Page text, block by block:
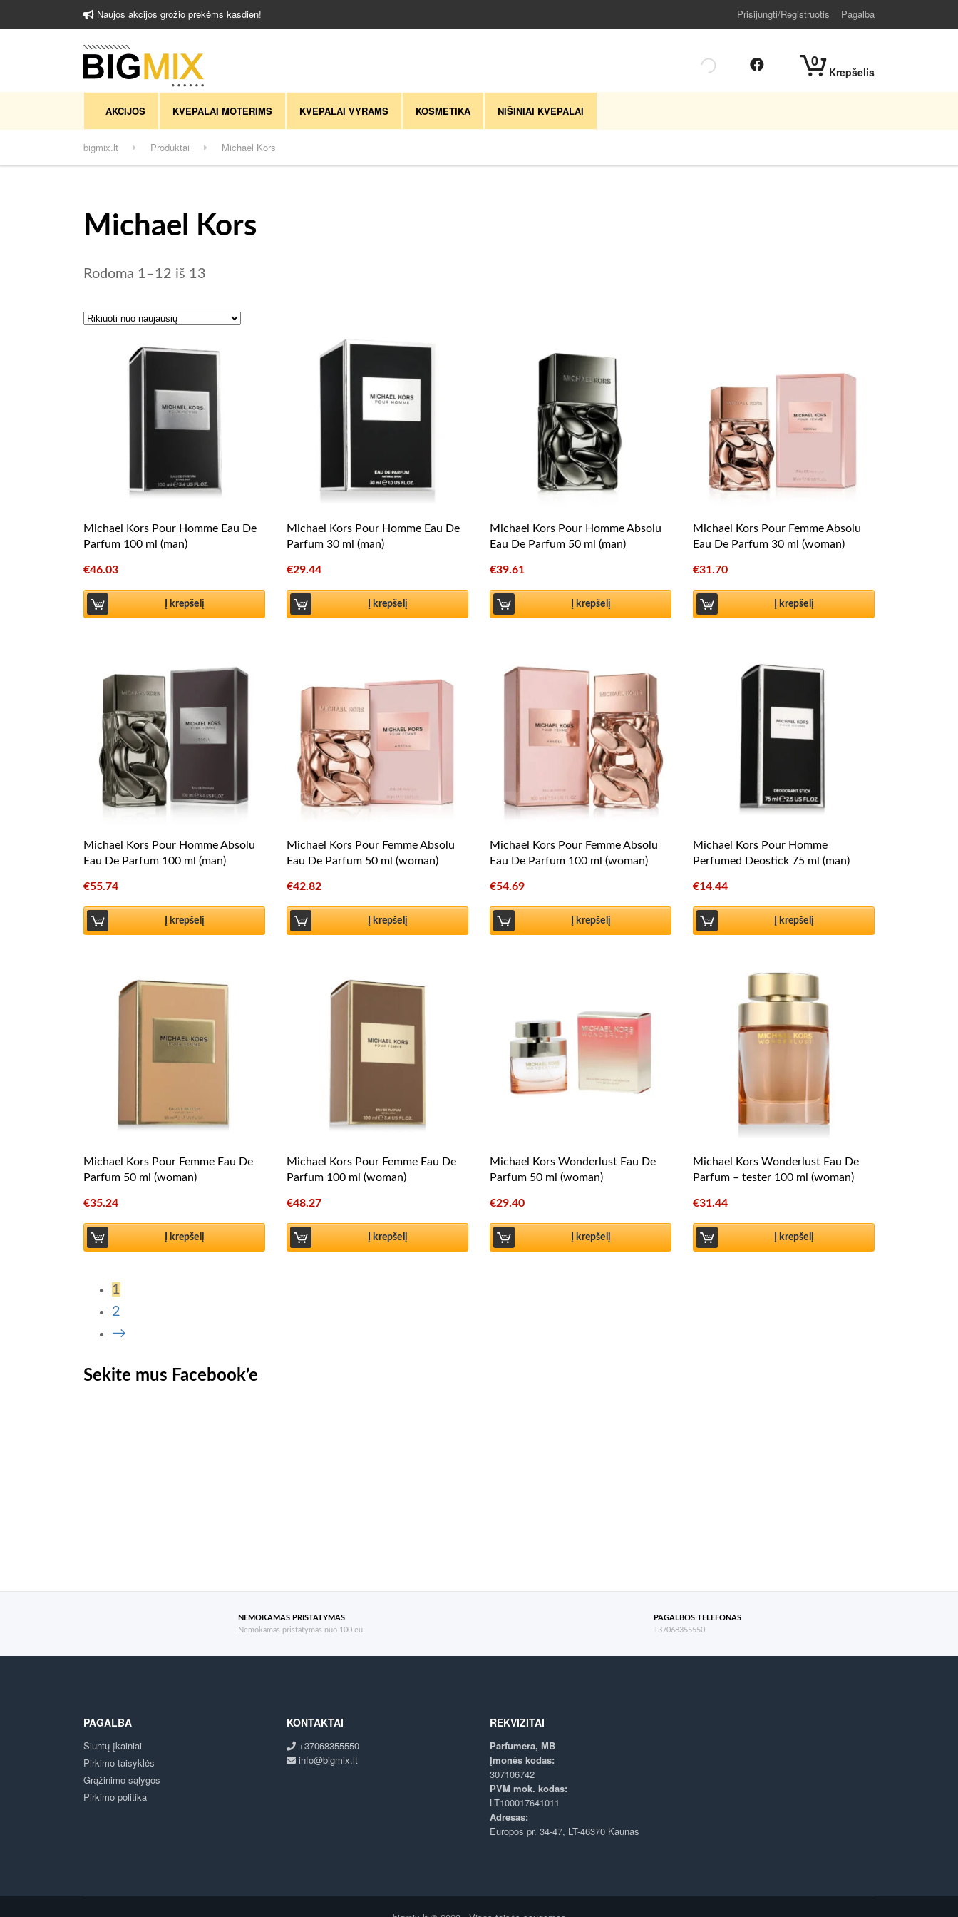
Naujos akcijos grožio prekėms kasdien! Prisijungti/Registruotis Pagalba
0
Krepšelis
AKCIJOS KVEPALAI MOTERIMS KVEPALAI VYRAMS KOSMETIKA NIŠINIAI KVEPALAI
bigmix.lt Produktai Michael Kors
Michael Kors
Rodoma 1–12 iš 13
Michael Kors Pour Homme Eau De
Parfum 100 ml (man)
€46.03
Į krepšelį
Michael Kors Pour Homme Eau De
Parfum 30 ml (man)
€29.44
Į krepšelį
Michael Kors Pour Homme Absolu
Eau De Parfum 50 ml (man)
€39.61
Į krepšelį
Michael Kors Pour Femme Absolu
Eau De Parfum 30 ml (woman)
€31.70
Į krepšelį
Michael Kors Pour Homme Absolu
Eau De Parfum 100 ml (man)
€55.74
Į krepšelį
Michael Kors Pour Femme Absolu
Eau De Parfum 50 ml (woman)
€42.82
Į krepšelį
Michael Kors Pour Femme Absolu
Eau De Parfum 100 ml (woman)
€54.69
Į krepšelį
Michael Kors Pour Homme
Perfumed Deostick 75 ml (man)
€14.44
Į krepšelį
Michael Kors Pour Femme Eau De
Parfum 50 ml (woman)
€35.24
Į krepšelį
Michael Kors Pour Femme Eau De
Parfum 100 ml (woman)
€48.27
Į krepšelį
Michael Kors Wonderlust Eau De
Parfum 50 ml (woman)
€29.40
Į krepšelį
Michael Kors Wonderlust Eau De
Parfum – tester 100 ml (woman)
€31.44
Į krepšelį
1
2
→
Sekite mus Facebook’e
NEMOKAMAS PRISTATYMAS
Nemokamas pristatymas nuo 100 eu.
PAGALBOS TELEFONAS
+37068355550
PAGALBA
Siuntų įkainiai
Pirkimo taisyklės
Grąžinimo sąlygos
Pirkimo politika
KONTAKTAI
+37068355550
info@bigmix.lt
REKVIZITAI
Parfumera, MB
Įmonės kodas:
307106742
PVM mok. kodas:
LT100017641011
Adresas:
Europos pr. 34-47, LT-46370 Kaunas